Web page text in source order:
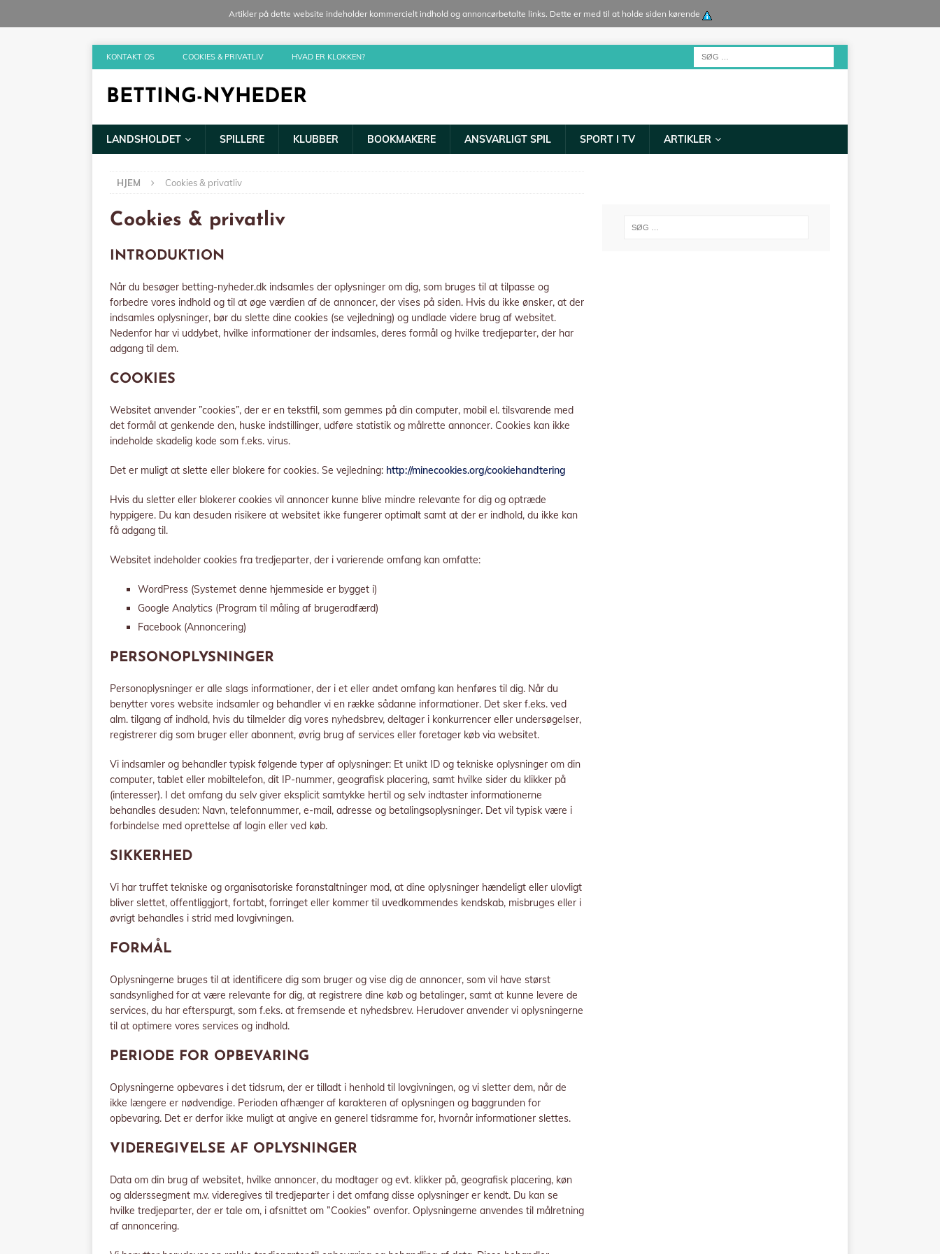
Artikler på dette website indeholder kommercielt indhold og annoncørbetalte links. Dette er med til at holde siden kørende
KONTAKT OS COOKIES & PRIVATLIV HVAD ER KLOKKEN?
BETTING-NYHEDER
LANDSHOLDET SPILLERE KLUBBER BOOKMAKERE ANSVARLIGT SPIL SPORT I TV ARTIKLER
HJEM Cookies & privatliv
Cookies & privatliv
INTRODUKTION
Når du besøger betting-nyheder.dk indsamles der oplysninger om dig, som bruges til at tilpasse og
forbedre vores indhold og til at øge værdien af de annoncer, der vises på siden. Hvis du ikke ønsker, at der
indsamles oplysninger, bør du slette dine cookies (se vejledning) og undlade videre brug af websitet.
Nedenfor har vi uddybet, hvilke informationer der indsamles, deres formål og hvilke tredjeparter, der har
adgang til dem.
COOKIES
Websitet anvender ”cookies”, der er en tekstfil, som gemmes på din computer, mobil el. tilsvarende med
det formål at genkende den, huske indstillinger, udføre statistik og målrette annoncer. Cookies kan ikke
indeholde skadelig kode som f.eks. virus.
Det er muligt at slette eller blokere for cookies. Se vejledning: http://minecookies.org/cookiehandtering
Hvis du sletter eller blokerer cookies vil annoncer kunne blive mindre relevante for dig og optræde
hyppigere. Du kan desuden risikere at websitet ikke fungerer optimalt samt at der er indhold, du ikke kan
få adgang til.
Websitet indeholder cookies fra tredjeparter, der i varierende omfang kan omfatte:
WordPress (Systemet denne hjemmeside er bygget i)
Google Analytics (Program til måling af brugeradfærd)
Facebook (Annoncering)
PERSONOPLYSNINGER
Personoplysninger er alle slags informationer, der i et eller andet omfang kan henføres til dig. Når du
benytter vores website indsamler og behandler vi en række sådanne informationer. Det sker f.eks. ved
alm. tilgang af indhold, hvis du tilmelder dig vores nyhedsbrev, deltager i konkurrencer eller undersøgelser,
registrerer dig som bruger eller abonnent, øvrig brug af services eller foretager køb via websitet.
Vi indsamler og behandler typisk følgende typer af oplysninger: Et unikt ID og tekniske oplysninger om din
computer, tablet eller mobiltelefon, dit IP-nummer, geografisk placering, samt hvilke sider du klikker på
(interesser). I det omfang du selv giver eksplicit samtykke hertil og selv indtaster informationerne
behandles desuden: Navn, telefonnummer, e-mail, adresse og betalingsoplysninger. Det vil typisk være i
forbindelse med oprettelse af login eller ved køb.
SIKKERHED
Vi har truffet tekniske og organisatoriske foranstaltninger mod, at dine oplysninger hændeligt eller ulovligt
bliver slettet, offentliggjort, fortabt, forringet eller kommer til uvedkommendes kendskab, misbruges eller i
øvrigt behandles i strid med lovgivningen.
FORMÅL
Oplysningerne bruges til at identificere dig som bruger og vise dig de annoncer, som vil have størst
sandsynlighed for at være relevante for dig, at registrere dine køb og betalinger, samt at kunne levere de
services, du har efterspurgt, som f.eks. at fremsende et nyhedsbrev. Herudover anvender vi oplysningerne
til at optimere vores services og indhold.
PERIODE FOR OPBEVARING
Oplysningerne opbevares i det tidsrum, der er tilladt i henhold til lovgivningen, og vi sletter dem, når de
ikke længere er nødvendige. Perioden afhænger af karakteren af oplysningen og baggrunden for
opbevaring. Det er derfor ikke muligt at angive en generel tidsramme for, hvornår informationer slettes.
VIDEREGIVELSE AF OPLYSNINGER
Data om din brug af websitet, hvilke annoncer, du modtager og evt. klikker på, geografisk placering, køn
og alderssegment m.v. videregives til tredjeparter i det omfang disse oplysninger er kendt. Du kan se
hvilke tredjeparter, der er tale om, i afsnittet om ”Cookies” ovenfor. Oplysningerne anvendes til målretning
af annoncering.